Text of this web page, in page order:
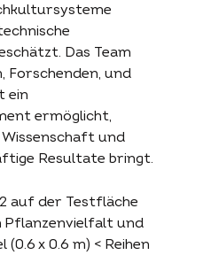
Beschrieb
Das Team
Forschenden, und
ein
ermöglicht,
und
Resultate bringt.
auf der Testfläche
Pflanzenvielfalt und
(0.6 x 0.6 m) < Reihen